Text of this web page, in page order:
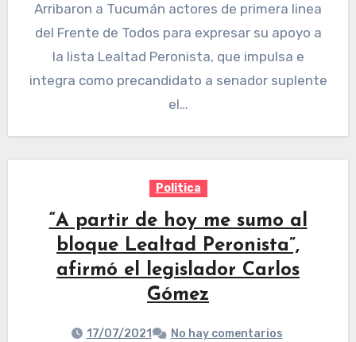
Arribaron a Tucumán actores de primera linea
del Frente de Todos para expresar su apoyo a
la lista Lealtad Peronista, que impulsa e
integra como precandidato a senador suplente
el…
Politica
“A partir de hoy me sumo al
bloque Lealtad Peronista”,
afirmó el legislador Carlos
Gómez
17/07/2021 No hay comentarios